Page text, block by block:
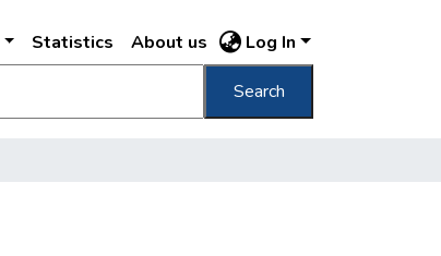
Statistics About us Log In
Search